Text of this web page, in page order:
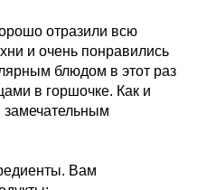
отразили всю
и очень понравились
блюдом в этот раз
в горшочке. Как и
замечательным
Вам